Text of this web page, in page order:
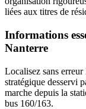
liées aux titres de
Informations
Nanterre
Localisez sans erreur
stratégique desservi
marche depuis la
bus 160/163.